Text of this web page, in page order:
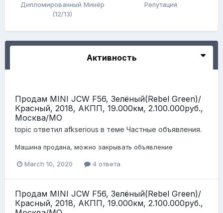
Дипломированный Минёр
(12/13)
Репутация
Активность
Продам MINI JCW F56, Зелёный(Rebel Green)/
Красный, 2018, АКПП, 19.000км, 2.100.000руб.,
Москва/МО
topic ответил afkserious в теме Частные объявления.
Машина продана, можно закрывать объявление
March 10, 2020 4 ответа
Продам MINI JCW F56, Зелёный(Rebel Green)/
Красный, 2018, АКПП, 19.000км, 2.100.000руб.,